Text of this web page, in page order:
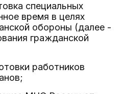
специальных
время в целях
обороны (далее -
гражданской
работников